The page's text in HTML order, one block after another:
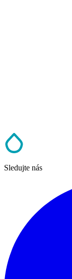
Sledujte nás